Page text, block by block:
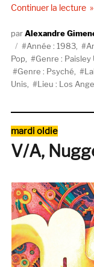
Continuer la lecture
AuteurAlexandre
Étiquettes
Année : 1983,
Pop
Genre :
Genre : Psyché
Unis
Lieu : Los
Catégories
mardi oldie
V/A,